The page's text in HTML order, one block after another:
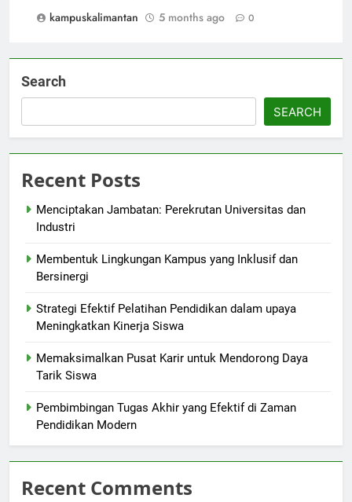
kampuskalimantan
5 months ago 0
Search
SEARCH
Recent Posts
Menciptakan Jambatan: Perekrutan Universitas dan
Industri
Membentuk Lingkungan Kampus yang Inklusif dan
Bersinergi
Strategi Efektif Pelatihan Pendidikan dalam upaya
Meningkatkan Kinerja Siswa
Memaksimalkan Pusat Karir untuk Mendorong Daya
Tarik Siswa
Pembimbingan Tugas Akhir yang Efektif di Zaman
Pendidikan Modern
Recent Comments